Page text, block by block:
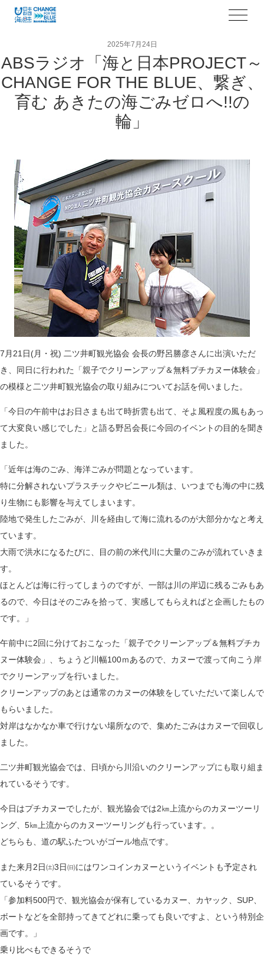
2025年7月24日
ABSラジオ「海と日本PROJECT～
CHANGE FOR THE BLUE、繋ぎ、
育む あきたの海ごみゼロへ!!の
輪」
7月21日(月・祝) 二ツ井町観光協会 会長の野呂勝彦さんに出演いただ
き、同日に行われた「親子でクリーンアップ＆無料プチカヌー体験会」
の模様と二ツ井町観光協会の取り組みについてお話を伺いました。
「今日の午前中はお日さまも出て時折雲も出て、そよ風程度の風もあっ
て大変良い感じでした」と語る野呂会長に今回のイベントの目的を聞き
ました。
「近年は海のごみ、海洋ごみが問題となっています。
特に分解されないプラスチックやビニール類は、いつまでも海の中に残
り生物にも影響を与えてしまいます。
陸地で発生したごみが、川を経由して海に流れるのが大部分かなと考え
ています。
大雨で洪水になるたびに、目の前の米代川に大量のごみが流れていきま
す。
ほとんどは海に行ってしまうのですが、一部は川の岸辺に残るごみもあ
るので、今日はそのごみを拾って、実感してもらえればと企画したもの
です。」
午前中に2回に分けておこなった「親子でクリーンアップ＆無料プチカ
ヌー体験会」、ちょうど川幅100ｍあるので、カヌーで渡って向こう岸
でクリーンアップを行いました。
クリーンアップのあとは通常のカヌーの体験をしていただいて楽しんで
もらいました。
対岸はなかなか車で行けない場所なので、集めたごみはカヌーで回収し
ました。
二ツ井町観光協会では、日頃から川沿いのクリーンアップにも取り組ま
れているそうです。
今日はプチカヌーでしたが、観光協会では2㎞上流からのカヌーツーリ
ング、5㎞上流からのカヌーツーリングも行っています。。
どちらも、道の駅ふたついがゴール地点です。
また来月2日㈯3日㈰にはワンコインカヌーというイベントも予定され
ているそうです。
「参加料500円で、観光協会が保有しているカヌー、カヤック、SUP、
ボートなどを全部持ってきてどれに乗っても良いですよ、という特別企
画です。」
乗り比べもできるそうで